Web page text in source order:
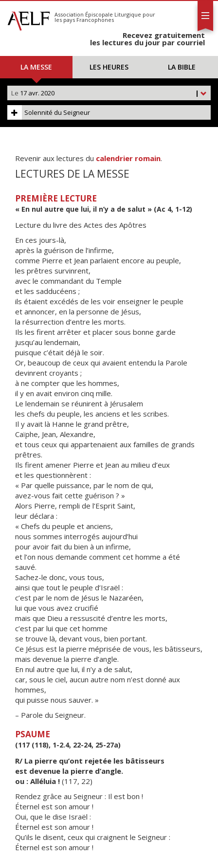
S'abonner
Calendrier
Association Épiscopale Liturgique pour
les pays Francophones
Recevez gratuitement
les lectures du jour par courriel
LA MESSE LES HEURES LA BIBLE
|
Le 17 avr. 2020
Solennité du Seigneur
Revenir aux lectures du calendrier romain.
LECTURES DE LA MESSE
PREMIÈRE LECTURE
« En nul autre que lui, il n’y a de salut » (Ac 4, 1-12)
Lecture du livre des Actes des Apôtres
En ces jours-là,
après la guérison de l’infirme,
comme Pierre et Jean parlaient encore au peuple,
les prêtres survinrent,
avec le commandant du Temple
et les sadducéens ;
ils étaient excédés de les voir enseigner le peuple
et annoncer, en la personne de Jésus,
la résurrection d’entre les morts.
Ils les firent arrêter et placer sous bonne garde
jusqu’au lendemain,
puisque c’était déjà le soir.
Or, beaucoup de ceux qui avaient entendu la Parole
devinrent croyants ;
à ne compter que les hommes,
il y en avait environ cinq mille.
Le lendemain se réunirent à Jérusalem
les chefs du peuple, les anciens et les scribes.
Il y avait là Hanne le grand prêtre,
Caïphe, Jean, Alexandre,
et tous ceux qui appartenaient aux familles de grands
prêtres.
Ils firent amener Pierre et Jean au milieu d’eux
et les questionnèrent :
« Par quelle puissance, par le nom de qui,
avez-vous fait cette guérison ? »
Alors Pierre, rempli de l’Esprit Saint,
leur déclara :
« Chefs du peuple et anciens,
nous sommes interrogés aujourd’hui
pour avoir fait du bien à un infirme,
et l’on nous demande comment cet homme a été
sauvé.
Sachez-le donc, vous tous,
ainsi que tout le peuple d’Israël :
c’est par le nom de Jésus le Nazaréen,
lui que vous avez crucifié
mais que Dieu a ressuscité d’entre les morts,
c’est par lui que cet homme
se trouve là, devant vous, bien portant.
Ce Jésus est la pierre méprisée de vous, les bâtisseurs,
mais devenue la pierre d’angle.
En nul autre que lui, il n’y a de salut,
car, sous le ciel, aucun autre nom n’est donné aux
hommes,
qui puisse nous sauver. »
– Parole du Seigneur.
PSAUME
(117 (118), 1-2.4, 22-24, 25-27a)
R/ La pierre qu’ont rejetée les bâtisseurs
est devenue la pierre d’angle.
ou : Alléluia ! (117, 22)
Rendez grâce au Seigneur : Il est bon !
Éternel est son amour !
Oui, que le dise Israël :
Éternel est son amour !
Qu’ils le disent, ceux qui craignent le Seigneur :
Éternel est son amour !